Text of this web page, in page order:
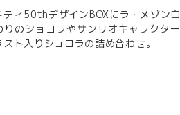
ティ50thデザインBOXにラ・メゾン白
りのショコラやサンリオキャラクター
ト入りショコラの詰め合わせ。